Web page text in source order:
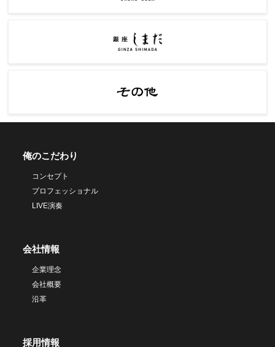
俺のこだわり
コンセプト
プロフェッショナル
LIVE演奏
会社情報
企業理念
会社概要
沿革
採用情報